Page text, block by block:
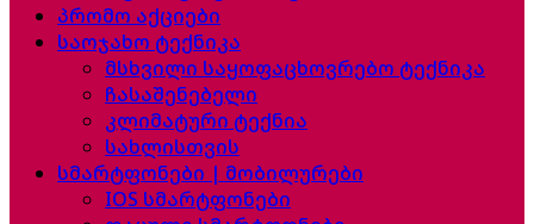
პრომო აქციები
საოჯახო ტექნიკა
მსხვილი საყოფაცხოვრებო ტექნიკა
ჩასაშენებელი
კლიმატური ტექნია
სახლისთვის
სმარტფონები | მობილურები
IOS სმარტფონები